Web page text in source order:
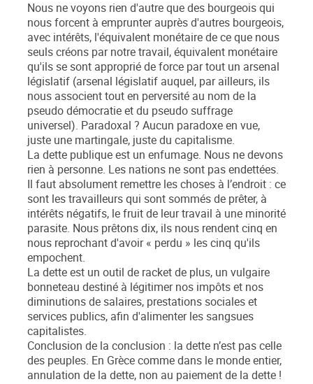
Nous ne voyons rien d'autre que des bourgeois qui
nous forcent à emprunter auprès d'autres bourgeois,
avec intérêts, l'équivalent monétaire de ce que nous
seuls créons par notre travail, équivalent monétaire
qu'ils se sont approprié de force par tout un arsenal
législatif (arsenal législatif auquel, par ailleurs, ils
nous associent tout en perversité au nom de la
pseudo démocratie et du pseudo suffrage
universel). Paradoxal ? Aucun paradoxe en vue,
juste une martingale, juste du capitalisme.
La dette publique est un enfumage. Nous ne devons
rien à personne. Les nations ne sont pas endettées.
Il faut absolument remettre les choses à l’endroit : ce
sont les travailleurs qui sont sommés de prêter, à
intérêts négatifs, le fruit de leur travail à une minorité
parasite. Nous prêtons dix, ils nous rendent cinq en
nous reprochant d'avoir « perdu » les cinq qu'ils
empochent.
La dette est un outil de racket de plus, un vulgaire
bonneteau destiné à légitimer nos impôts et nos
diminutions de salaires, prestations sociales et
services publics, afin d'alimenter les sangsues
capitalistes.
Conclusion de la conclusion : la dette n’est pas celle
des peuples. En Grèce comme dans le monde entier,
annulation de la dette, non au paiement de la dette !